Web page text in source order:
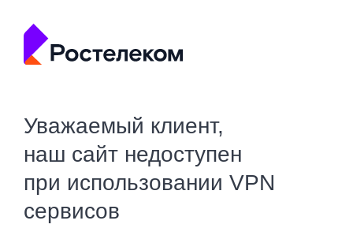
Уважаемый клиент,
наш сайт недоступен
при использовании VPN
сервисов